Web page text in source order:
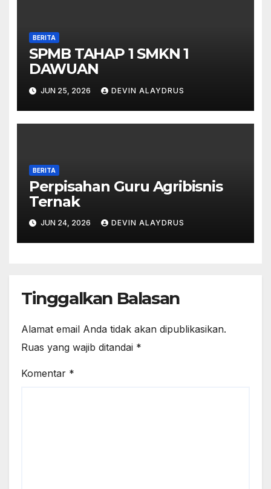
BERITA
SPMB TAHAP 1 SMKN 1
DAWUAN
JUN 25, 2026 DEVIN ALAYDRUS
BERITA
Perpisahan Guru Agribisnis
Ternak
JUN 24, 2026 DEVIN ALAYDRUS
Tinggalkan Balasan
Alamat email Anda tidak akan dipublikasikan.
Ruas yang wajib ditandai *
Komentar *